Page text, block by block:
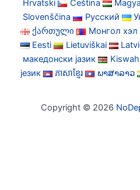
Hrvatski
Čeština
Slovenščina
Русский
ქართული
Монгол хэл
Eesti
Lietuviškai
македонски јазик
језик
ភាសាខ្មែរ ພາສາລາວ
Copyright © 2026